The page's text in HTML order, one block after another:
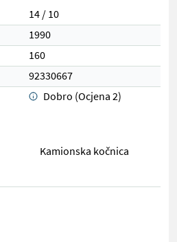
14 / 10
1990
160
92330667
Dobro (Ocjena 2)
Kamionska kočnica